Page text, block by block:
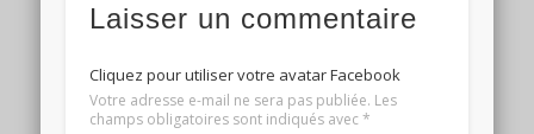
Laisser un commentaire
Cliquez pour utiliser votre avatar Facebook
Votre adresse e-mail ne sera pas publiée. Les
champs obligatoires sont indiqués avec*